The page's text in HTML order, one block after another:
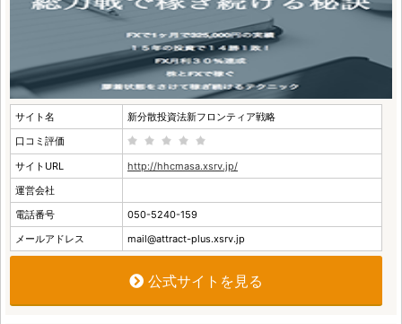
サイト名
新分散投資法新フロンティア戦略
口コミ評価
サイトURL
http://hhcmasa.xsrv.jp/
運営会社
電話番号
050-5240-159
メールアドレス
mail@attract-plus.xsrv.jp
公式サイトを見る